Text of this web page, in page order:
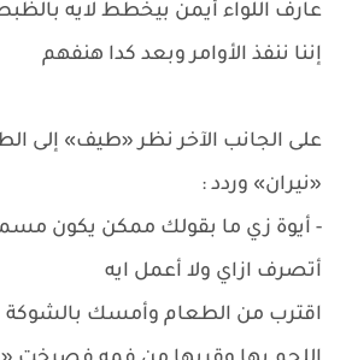
عارف اللواء أيمن بيخطط لايه
إننا ننفذ الأوامر وبعد كدا هنفهم
على الجانب الآخر نظر «طيف» إلى
«نيران» وردد :
- أيوة زي ما بقولك ممكن يكون
أتصرف ازاي ولا أعمل ايه
اقترب من الطعام وأمسك